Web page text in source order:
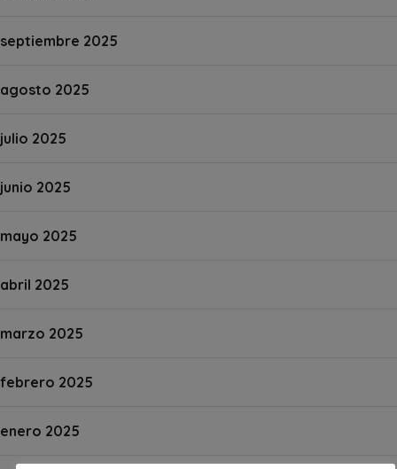
septiembre 2025
agosto 2025
julio 2025
junio 2025
mayo 2025
abril 2025
marzo 2025
febrero 2025
enero 2025